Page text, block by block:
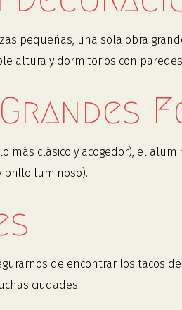
pequeñas, una sola obra
altura y dormitorios con
clásico y acogedor), el
brillo luminoso).
de encontrar los tacos
ciudades.